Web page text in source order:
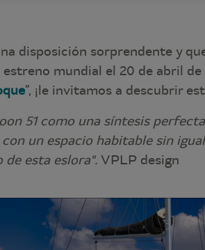
disposición sorprendente y
mundial el 20 de abril de
”, ¡le invitamos a descubrir
51 como una síntesis
un espacio habitable sin
esta eslora". VPLP design